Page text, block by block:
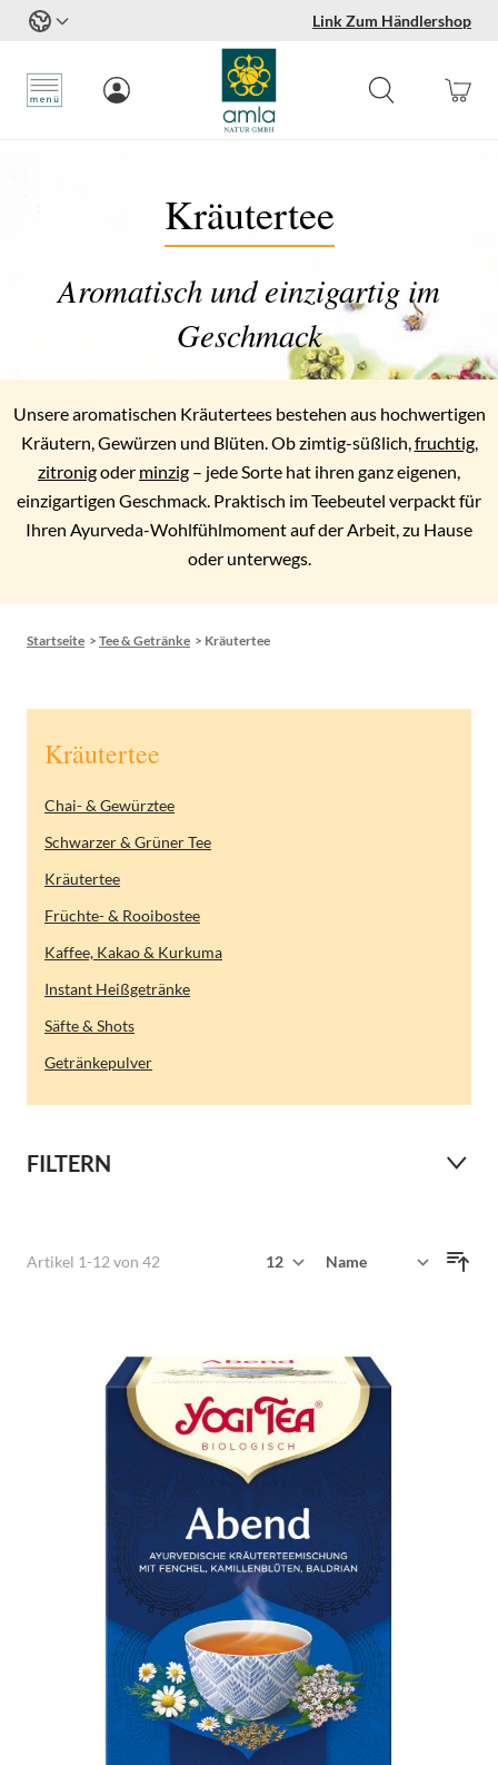
Link Zum Händlershop
Kräutertee
Aromatisch und einzigartig im
Geschmack
Unsere aromatischen Kräutertees bestehen aus hochwertigen
Kräutern, Gewürzen und Blüten. Ob zimtig-süßlich, fruchtig,
zitronigoder minzig – jede Sorte hat ihren ganz eigenen,
einzigartigen Geschmack. Praktisch im Teebeutel verpackt für
Ihren Ayurveda-Wohlfühlmoment auf der Arbeit, zu Hause
oder unterwegs.
Startseite > Tee & Getränke > Kräutertee
Kräutertee
Chai- & Gewürztee
Schwarzer & Grüner Tee
Kräutertee
Früchte- & Rooibostee
Kaffee, Kakao & Kurkuma
Instant Heißgetränke
Säfte & Shots
Getränkepulver
FILTERN
Artikel 1-12 von 42
Sortieren nach